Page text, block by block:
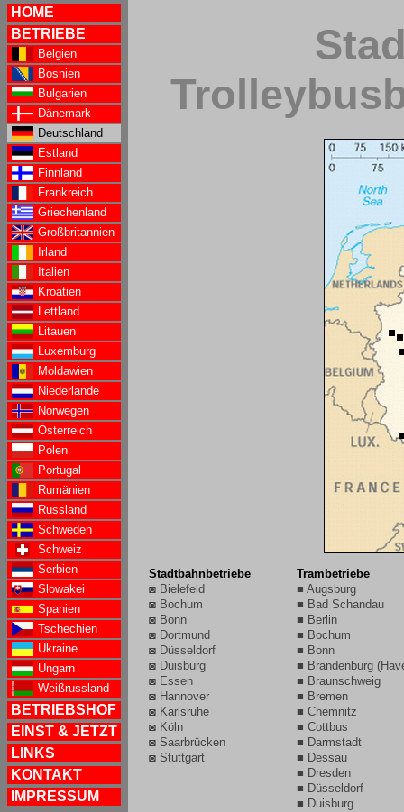
HOME
BETRIEBE
Belgien
Bosnien
Bulgarien
Dänemark
Deutschland
Estland
Finnland
Frankreich
Griechenland
Großbritannien
Irland
Italien
Kroatien
Lettland
Litauen
Luxemburg
Moldawien
Niederlande
Norwegen
Österreich
Polen
Portugal
Rumänien
Russland
Schweden
Schweiz
Serbien
Slowakei
Spanien
Tschechien
Ukraine
Ungarn
Weißrussland
BETRIEBSHOF
EINST & JETZT
LINKS
KONTAKT
IMPRESSUM
Stadtbahnbetriebe
◙ Bielefeld
◙ Bochum
◙ Bonn
◙ Dortmund
◙ Düsseldorf
◙ Duisburg
◙ Essen
◙ Hannover
◙ Karlsruhe
◙ Köln
◙ Saarbrücken
◙ Stuttgart
Trambetriebe
■ Augsburg
■ Bad Schandau
■ Berlin
■ Bochum
■ Bonn
■ Brandenburg
■ Braunschweig
■ Bremen
■ Chemnitz
■ Cottbus
■ Darmstadt
■ Dessau
■ Dresden
■ Düsseldorf
■ Duisburg